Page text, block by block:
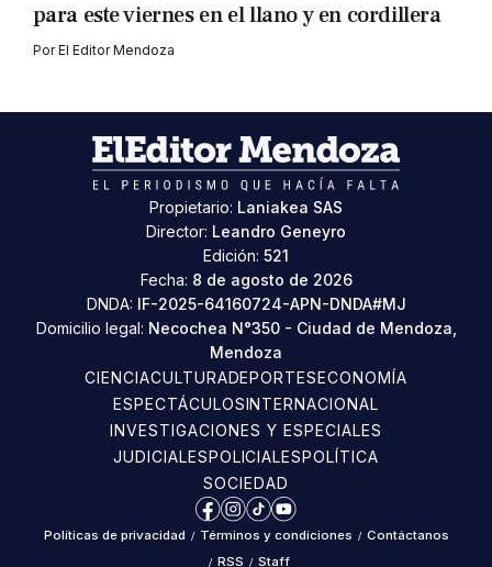
para este viernes en el llano y en cordillera
PorEl Editor Mendoza
Propietario: Laniakea SAS
Director: Leandro Geneyro
Edición: 521
Fecha: 8 de agosto de 2026
DNDA: IF-2025-64160724-APN-DNDA#MJ
Domicilio legal: Necochea N°350 - Ciudad de Mendoza,
Mendoza
CIENCIACULTURADEPORTESECONOMÍA
ESPECTÁCULOSINTERNACIONAL
INVESTIGACIONES Y ESPECIALES
JUDICIALESPOLICIALESPOLÍTICA
SOCIEDAD
Facebook
Instagram
TikTokYouTube
Políticas de privacidad / Términos y condiciones / Contáctanos
/ RSS / Staff